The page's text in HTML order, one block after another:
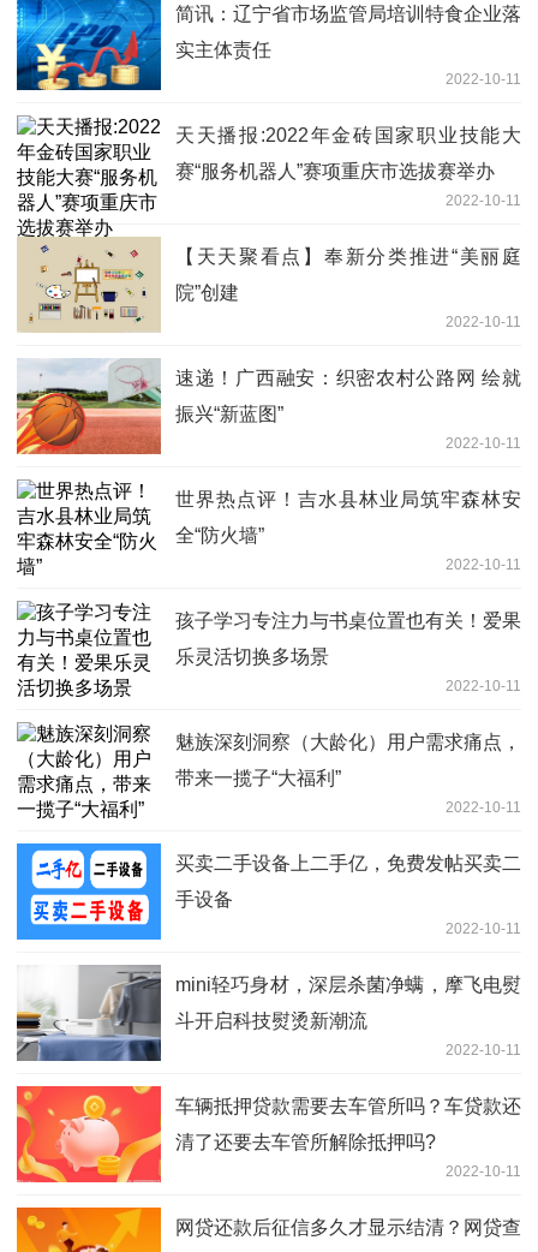
简讯：辽宁省市场监管局培训特食企业落
实主体责任
2022-10-11
天天播报:2022年金砖国家职业技能大
赛“服务机器人”赛项重庆市选拔赛举办
2022-10-11
【天天聚看点】奉新分类推进“美丽庭
院”创建
2022-10-11
速递！广西融安：织密农村公路网 绘就
振兴“新蓝图”
2022-10-11
世界热点评！吉水县林业局筑牢森林安
全“防火墙”
2022-10-11
孩子学习专注力与书桌位置也有关！爱果
乐灵活切换多场景
2022-10-11
魅族深刻洞察（大龄化）用户需求痛点，
带来一揽子“大福利”
2022-10-11
买卖二手设备上二手亿，免费发帖买卖二
手设备
2022-10-11
mini轻巧身材，深层杀菌净螨，摩飞电熨
斗开启科技熨烫新潮流
2022-10-11
车辆抵押贷款需要去车管所吗？车贷款还
清了还要去车管所解除抵押吗?
2022-10-11
网贷还款后征信多久才显示结清？网贷查